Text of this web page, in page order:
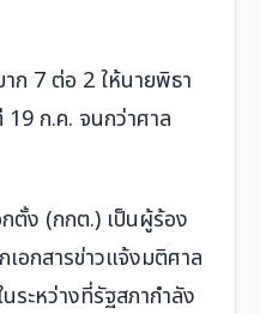
ก 7 ต่อ 2 ให้นายพิธา
ก.ค. จนกว่าศาล
ตั้ง (กกต.) เป็นผู้ร้อง
อกสารข่าวแจ้งมติศาล
ะหว่างที่รัฐสภากำลัง